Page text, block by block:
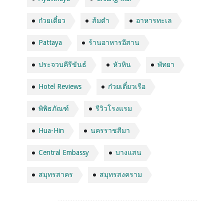
ก๋วยเตี๋ยว ส้มตำ อาหารทะเล
Pattaya ร้านอาหารอีสาน
ประจวบคีรีขันธ์ หัวหิน พัทยา
Hotel Reviews ก๋วยเตี๋ยวเรือ
พิพิธภัณฑ์ รีวิวโรงแรม
Hua-Hin นครราชสีมา
Central Embassy บางแสน
สมุทรสาคร สมุทรสงคราม